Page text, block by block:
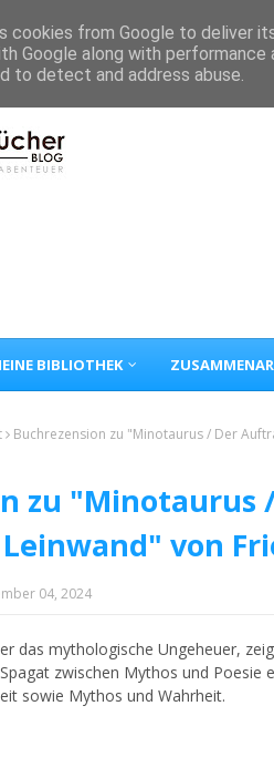
BIBLIOTHEK
Buchrezension zu "Minotaurus / Der
zu
Leinwand" von
04, 2024
das mythologische Ungeheuer,
zwischen Mythos und Poesie
sowie Mythos und Wahrheit.
cookies from Google to deliver
Google along with
to detect and address abuse.